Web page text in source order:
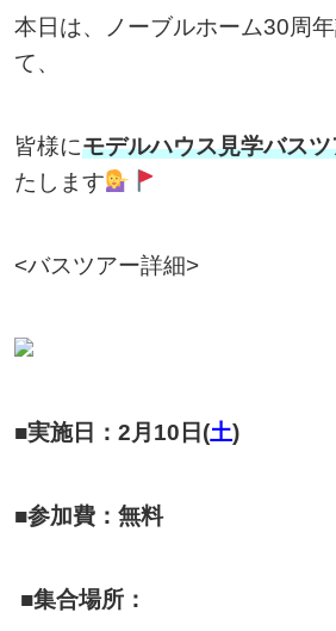
本日は、ノーブルホーム30周
て、
皆様にモデルハウス見学バス
たします
<バスツアー詳細>
■実施日：2月10日(土)
■参加費：無料
■集合場所：